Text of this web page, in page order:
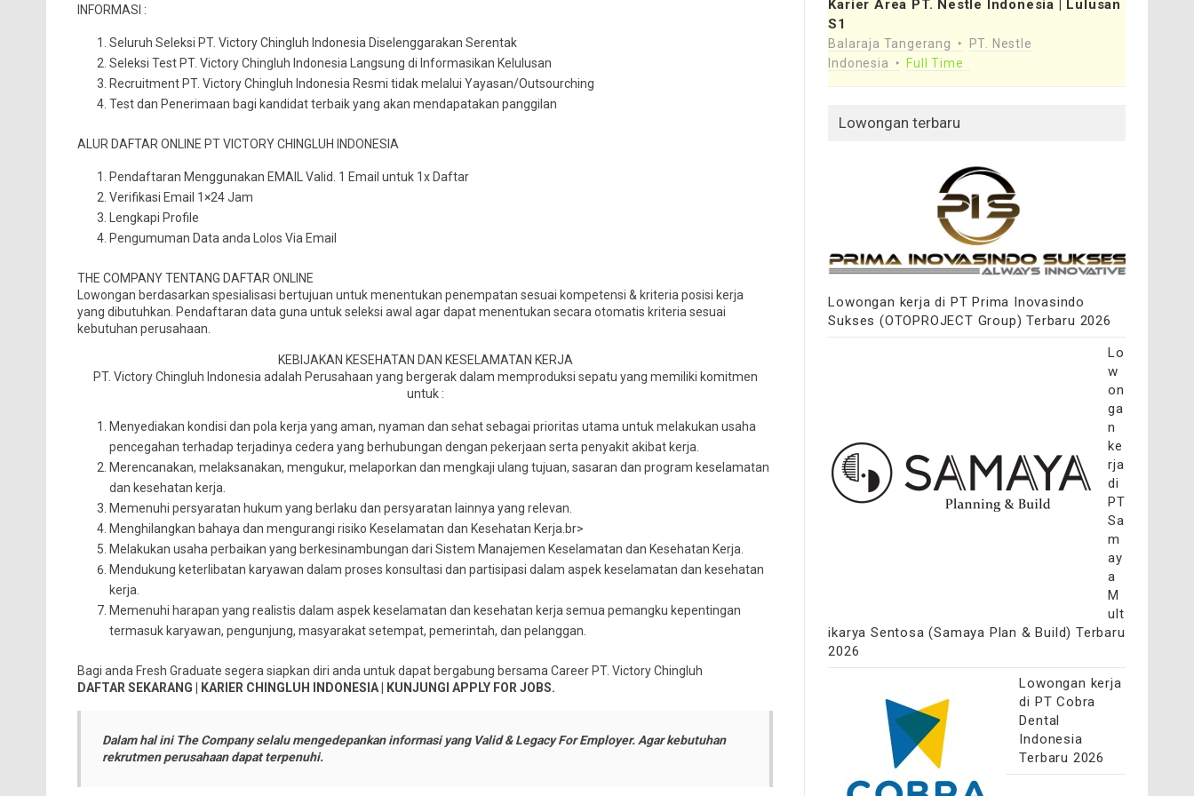
INFORMASI :
Seluruh Seleksi PT. Victory Chingluh Indonesia Diselenggarakan Serentak
Seleksi Test PT. Victory Chingluh Indonesia Langsung di Informasikan Kelulusan
Recruitment PT. Victory Chingluh Indonesia Resmi tidak melalui Yayasan/Outsourching
Test dan Penerimaan bagi kandidat terbaik yang akan mendapatakan panggilan
ALUR DAFTAR ONLINE PT VICTORY CHINGLUH INDONESIA
Pendaftaran Menggunakan EMAIL Valid. 1 Email untuk 1x Daftar
Verifikasi Email 1×24 Jam
Lengkapi Profile
Pengumuman Data anda Lolos Via Email
THE COMPANY TENTANG DAFTAR ONLINE
Lowongan berdasarkan spesialisasi bertujuan untuk menentukan penempatan sesuai kompetensi & kriteria posisi kerja
yang dibutuhkan. Pendaftaran data guna untuk seleksi awal agar dapat menentukan secara otomatis kriteria sesuai
kebutuhan perusahaan.
KEBIJAKAN KESEHATAN DAN KESELAMATAN KERJA
PT. Victory Chingluh Indonesia adalah Perusahaan yang bergerak dalam memproduksi sepatu yang memiliki komitmen
untuk :
Menyediakan kondisi dan pola kerja yang aman, nyaman dan sehat sebagai prioritas utama untuk melakukan usaha
pencegahan terhadap terjadinya cedera yang berhubungan dengan pekerjaan serta penyakit akibat kerja.
Merencanakan, melaksanakan, mengukur, melaporkan dan mengkaji ulang tujuan, sasaran dan program keselamatan
dan kesehatan kerja.
Memenuhi persyaratan hukum yang berlaku dan persyaratan lainnya yang relevan.
Menghilangkan bahaya dan mengurangi risiko Keselamatan dan Kesehatan Kerja.br>
Melakukan usaha perbaikan yang berkesinambungan dari Sistem Manajemen Keselamatan dan Kesehatan Kerja.
Mendukung keterlibatan karyawan dalam proses konsultasi dan partisipasi dalam aspek keselamatan dan kesehatan
kerja.
Memenuhi harapan yang realistis dalam aspek keselamatan dan kesehatan kerja semua pemangku kepentingan
termasuk karyawan, pengunjung, masyarakat setempat, pemerintah, dan pelanggan.
Bagi anda Fresh Graduate segera siapkan diri anda untuk dapat bergabung bersama Career PT. Victory Chingluh
DAFTAR SEKARANG | KARIER CHINGLUH INDONESIA | KUNJUNGI APPLY FOR JOBS.
Dalam hal ini The Company selalu mengedepankan informasi yang Valid & Legacy For Employer. Agar kebutuhan
rekrutmen perusahaan dapat terpenuhi.
Karier Area PT. Nestle Indonesia | Lulusan
S1
Balaraja Tangerang
PT. Nestle
Indonesia
Full Time
Lowongan terbaru
Lowongan kerja di PT Prima Inovasindo
Sukses (OTOPROJECT Group) Terbaru 2026
Lo
w
on
ga
n
ke
rja
di
PT
Sa
m
ay
a
M
ult
ikarya Sentosa (Samaya Plan & Build) Terbaru
2026
Lowongan kerja
di PT Cobra
Dental
Indonesia
Terbaru 2026